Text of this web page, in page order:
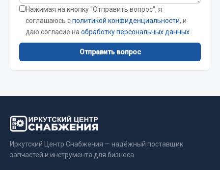
CUMMINS HAFFEN
Стяжки, тросы, канаты
Нажимая на кнопку "Отправить вопрос", я
соглашаюсь сполитикой конфиденциальности, и
даю согласие на обработку персональных данных
Отправить вопрос
Иркутский Центр Снабжения — надёжный поставщик
запчастей и инструмента для бизнеса